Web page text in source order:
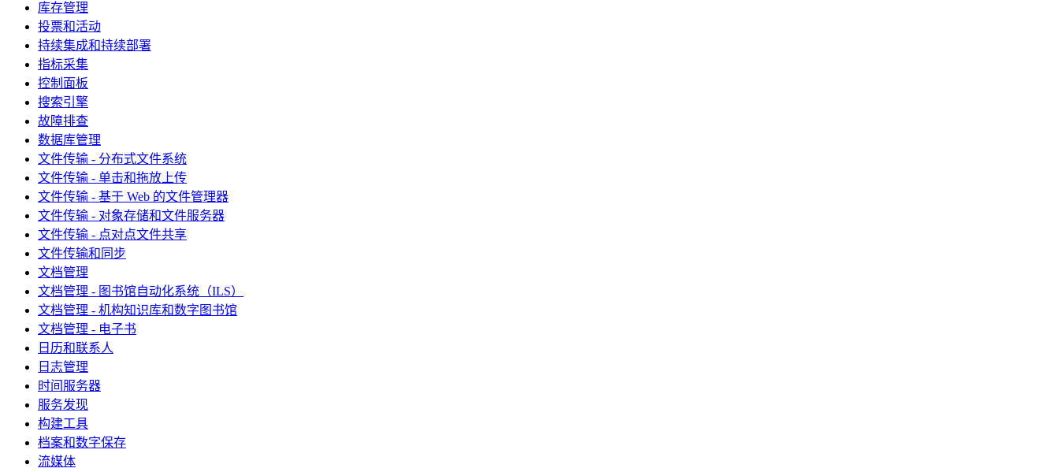
库存管理
投票和活动
持续集成和持续部署
指标采集
控制面板
搜索引擎
故障排查
数据库管理
文件传输 - 分布式文件系统
文件传输 - 单击和拖放上传
文件传输 - 基于 Web 的文件管理器
文件传输 - 对象存储和文件服务器
文件传输 - 点对点文件共享
文件传输和同步
文档管理
文档管理 - 图书馆自动化系统（ILS）
文档管理 - 机构知识库和数字图书馆
文档管理 - 电子书
日历和联系人
日志管理
时间服务器
服务发现
构建工具
档案和数字保存
流媒体